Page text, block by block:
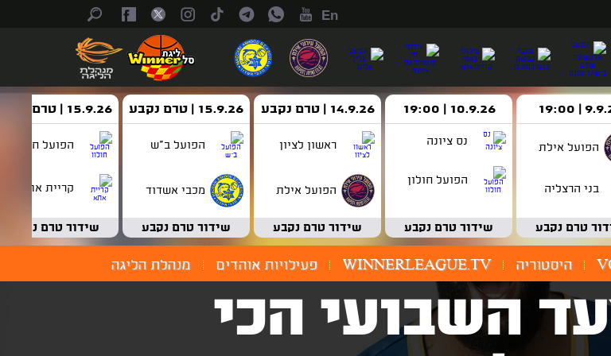
En
9.9.26 |
הפועל אילת
בני הרצליה
טרם נקבע
10.9.26 | 19:00
נס ציונה
הפועל חולון
שידור טרם נקבע
14.9.26 | טרם נקבע
ראשון לציון
הפועל אילת
שידור טרם נקבע
15.9.26 | טרם נקבע
הפועל ב"ש
מכבי אשדוד
שידור טרם נקבע
15.9.26 | טרם נקבע
הפועל חולון
קריית אתא
שידור טרם נקבע
היסטוריה WINNERLEAGUE.TV פעילויות אוהדים מנהלת הליגה
השבועי הכי